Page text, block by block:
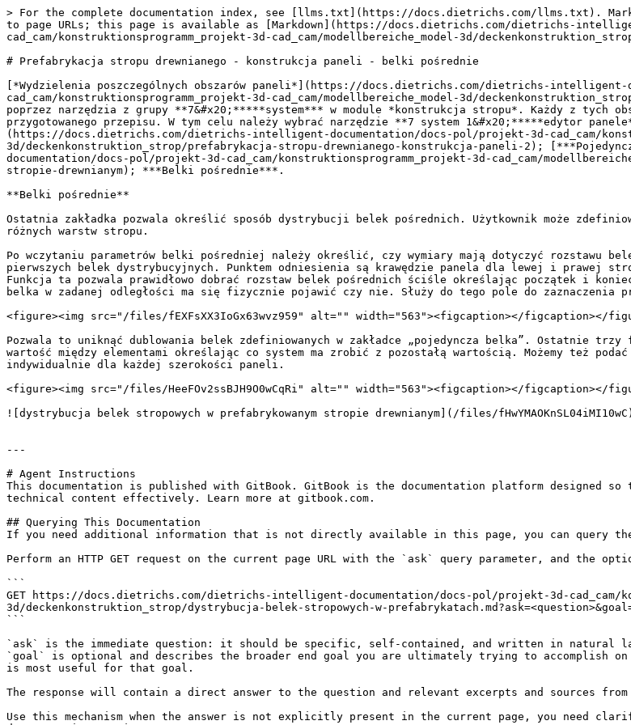
> For the complete documentation index, see [llms.txt](https://docs.dietrichs.com/llms.txt).
to page URLs; this page is available as [Markdown](https://docs.dietrichs.com/dietrichs-
cad_cam/konstruktionsprogramm_projekt-3d-cad_cam/modellbereiche_model-3d/
# Prefabrykacja stropu drewnianego - konstrukcja paneli - belki pośrednie
[*Wydzielenia poszczególnych obszarów paneli*](https://docs.dietrichs.com/dietrichs-intelligent-
cad_cam/konstruktionsprogramm_projekt-3d-cad_cam/modellbereiche_model-3d/
poprzez narzędzia z grupy **7&#x20;*****system*** w module *konstrukcja stropu*. Każdy z tych
przygotowanego przepisu. W tym celu należy wybrać narzędzie **7 system 1&#x20;*****edytor
(https://docs.dietrichs.com/dietrichs-intelligent-documentation/docs-pol/projekt-3d-cad_cam/
3d/deckenkonstruktion_strop/prefabrykacja-stropu-drewnianego-konstrukcja-paneli-2);
documentation/docs-pol/projekt-3d-cad_cam/konstruktionsprogramm_projekt-3d-cad_cam/
stropie-drewnianym); ***Belki pośrednie***.
**Belki pośrednie**
Ostatnia zakładka pozwala określić sposób dystrybucji belek pośrednich. Użytkownik może
różnych warstw stropu.
Po wczytaniu parametrów belki pośredniej należy określić, czy wymiary mają dotyczyć rozstawu
pierwszych belek dystrybucyjnych. Punktem odniesienia są krawędzie panela dla lewej i prawej
Funkcja ta pozwala prawidłowo dobrać rozstaw belek pośrednich ściśle określając początek i
belka w zadanej odległości ma się fizycznie pojawić czy nie. Służy do tego pole do zaznaczenia
<figure><img src="/files/fEXFsXX3IoGx63wvz959" alt="" width="563"><figcaption></figcaption></
Pozwala to uniknąć dublowania belek zdefiniowanych w zakładce „pojedyncza belka”. Ostatnie
wartość między elementami określając co system ma zrobić z pozostałą wartością. Możemy też
indywidualnie dla każdej szerokości paneli.
<figure><img src="/files/HeeFOv2ssBJH9O0wCqRi" alt="" width="563"><figcaption></figcaption></
![dystrybucja belek stropowych w prefabrykowanym stropie drewnianym](/files/fHwYMAOKnSL04iMI10wC)
---
# Agent Instructions
This documentation is published with GitBook. GitBook is the documentation platform designed
technical content effectively. Learn more at gitbook.com.
## Querying This Documentation
If you need additional information that is not directly available in this page, you can query the
Perform an HTTP GET request on the current page URL with the `ask` query parameter, and the
```
GET https://docs.dietrichs.com/dietrichs-intelligent-documentation/docs-pol/projekt-3d-cad_cam/
3d/deckenkonstruktion_strop/dystrybucja-belek-stropowych-w-
```
`ask` is the immediate question: it should be specific, self-contained, and written in natural
`goal` is optional and describes the broader end goal you are ultimately trying to accomplish
is most useful for that goal.
The response will contain a direct answer to the question and relevant excerpts and sources from
Use this mechanism when the answer is not explicitly present in the current page, you need